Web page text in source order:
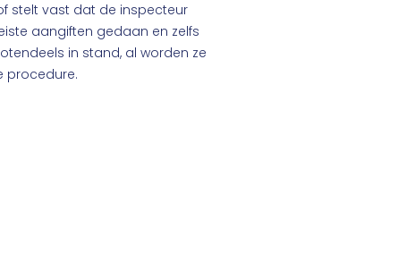
stelt vast dat de inspecteur
aangiften gedaan en zelfs
in stand, al worden ze
procedure.